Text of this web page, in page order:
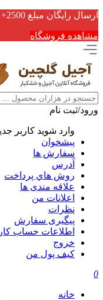
ارسال رایگان مبلغ 2500+ یا مقصدشاهین شهر
مشاهده فروشگاه
ورود/ثبت نام
وارد شوید کاربر
پیشخوان
سفارش ها
آدرس
روش هاي پرداخت
علاقه مندی ها
اعلانات من
نظرات
پیگیری سفارش
اطلاعات حساب
خروج
کیف پول من
0
خانه